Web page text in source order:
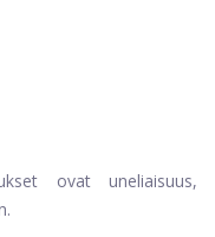
ovat uneliaisuus,